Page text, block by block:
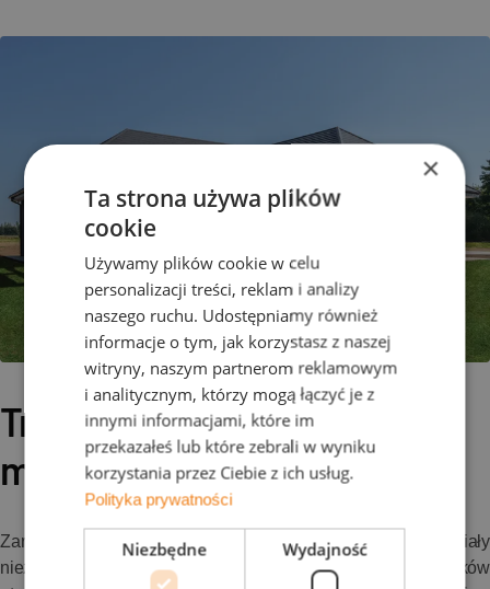
Trwałość i odporność - na co
możemy liczyć?
Zarówno dachówki ceramiczne, jak i cementowe, to materiały
niezwykle trwałe i odporne na działanie czasu oraz warunków
×
Ta strona używa plików
cookie
Używamy plików cookie w celu
personalizacji treści, reklam i analizy
naszego ruchu. Udostępniamy również
informacje o tym, jak korzystasz z naszej
witryny, naszym partnerom reklamowym
i analitycznym, którzy mogą łączyć je z
innymi informacjami, które im
przekazałeś lub które zebrali w wyniku
korzystania przez Ciebie z ich usług.
Polityka prywatności
Niezbędne Wydajność